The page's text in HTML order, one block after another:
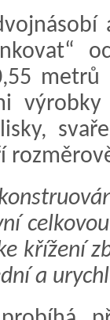
křížení
a